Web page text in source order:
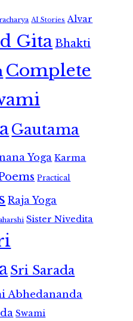
AI Stories Alvar
GitaBhakti
Complete
Gautama
Yoga Karma
Practical
Raja Yoga
Sister Nivedita
Sri Sarada
Abhedananda
Swami